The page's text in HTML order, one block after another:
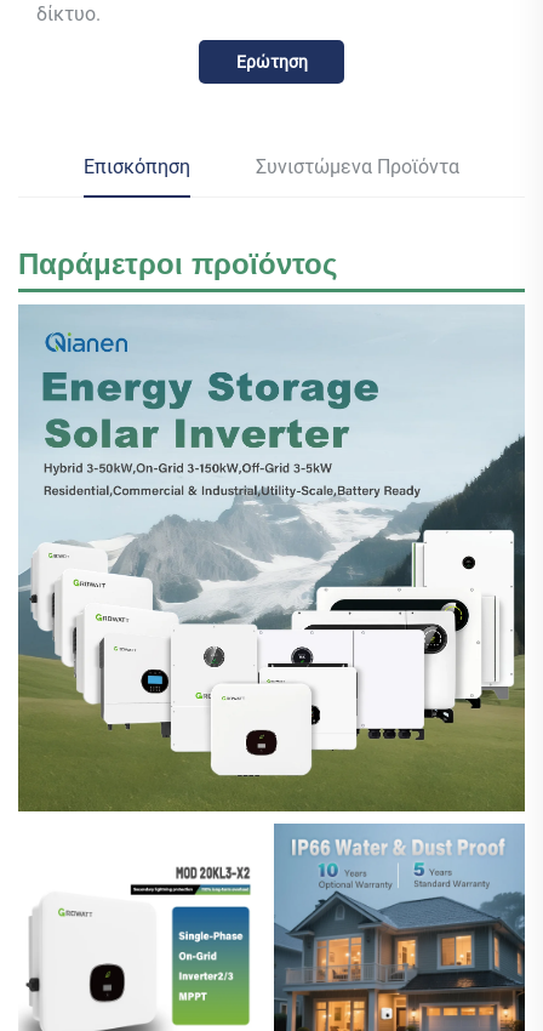
δίκτυο.
Ερώτηση
Επισκόπηση Συνιστώμενα Προϊόντα
Παράμετροι προϊόντος